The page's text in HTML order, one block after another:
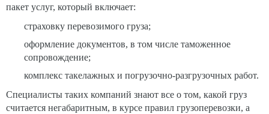
пакет услуг, который включает:
страховку перевозимого груза;
оформление документов, в том числе таможенное
сопровождение;
комплекс такелажных и погрузочно-разгрузочных работ.
Специалисты таких компаний знают все о том, какой груз
считается негабаритным, в курсе правил грузоперевозки, а